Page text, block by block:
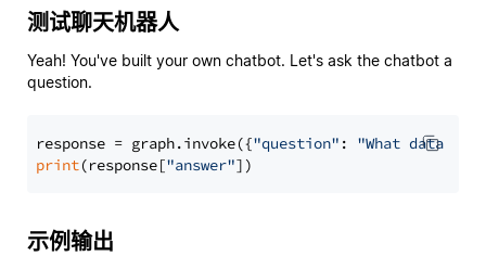
测试聊天机器人
Yeah! You've built your own chatbot. Let's ask the chatbot a
question.
response = graph.invoke({"question" : "What data
print(response["answer"
示例输出